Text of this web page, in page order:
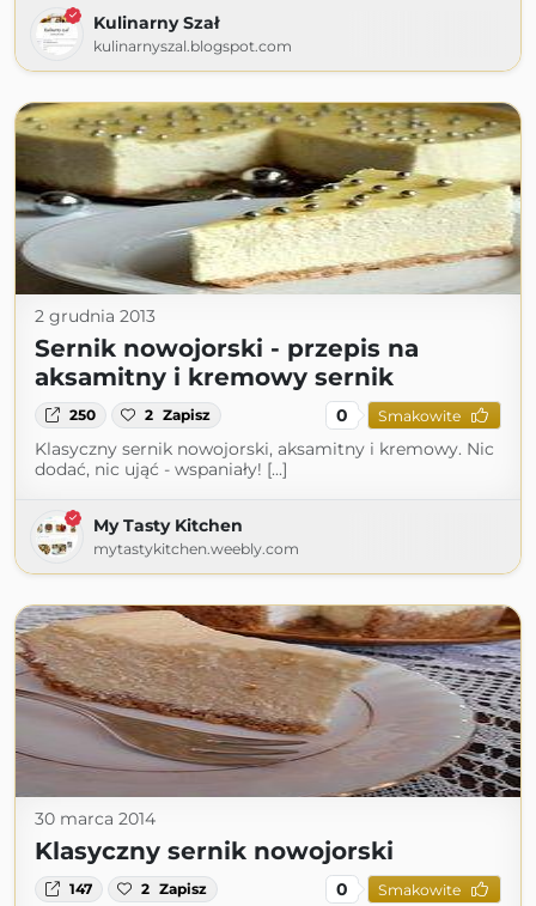
Kulinarny Szał
kulinarnyszal.blogspot.com
2 grudnia 2013
Sernik nowojorski - przepis na
aksamitny i kremowy sernik
250 2 Zapisz 0 Smakowite
Klasyczny sernik nowojorski, aksamitny i kremowy. Nic
dodać, nic ująć - wspaniały! [...]
My Tasty Kitchen
mytastykitchen.weebly.com
30 marca 2014
Klasyczny sernik nowojorski
147 2 Zapisz 0 Smakowite